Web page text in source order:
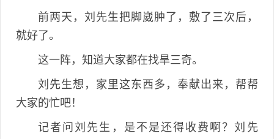
前两天，刘先生把脚崴肿了，敷了三次后，
就好了。
这一阵，知道大家都在找旱三奇。
刘先生想，家里这东西多，奉献出来，帮帮
大家的忙吧！
记者问刘先生，是不是还得收费啊？刘先